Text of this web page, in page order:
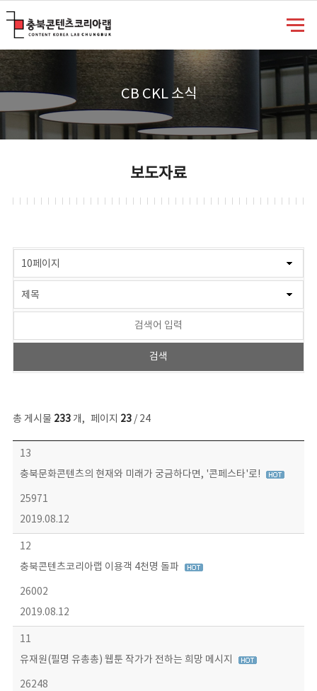
CB CKL 소식
보도자료
총 게시물 233개, 페이지 23/ 24
보도자료 목록 - 번호, 제목, 작성자, 파일, 조회수, 작성일 정보 제공
13
충북문화콘텐츠의 현재와 미래가 궁금하다면, '콘페스타'로!
25971
2019.08.12
12
충북콘텐츠코리아랩 이용객 4천명 돌파
26002
2019.08.12
11
유재원(필명 유총총) 웹툰 작가가 전하는 희망 메시지
26248